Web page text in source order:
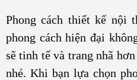
Phong cách thiết kế nội
phong cách hiện đại
sẽ tinh tế và trang nhã
nhé. Khi bạn lựa chọn